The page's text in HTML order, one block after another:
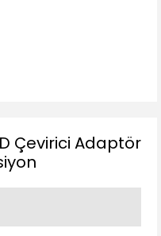
Çevirici Adaptör